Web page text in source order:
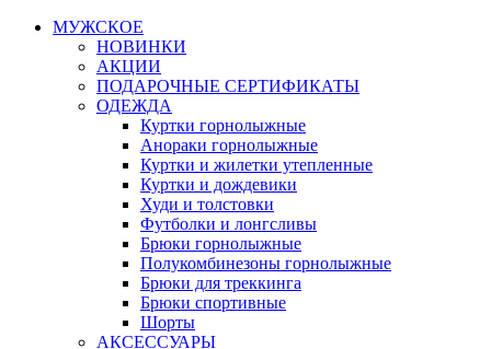
МУЖСКОЕ
НОВИНКИ
АКЦИИ
ПОДАРОЧНЫЕ СЕРТИФИКАТЫ
ОДЕЖДА
Куртки горнолыжные
Анораки горнолыжные
Куртки и жилетки утепленные
Куртки и дождевики
Худи и толстовки
Футболки и лонгсливы
Брюки горнолыжные
Полукомбинезоны горнолыжные
Брюки для треккинга
Брюки спортивные
Шорты
АКСЕССУАРЫ